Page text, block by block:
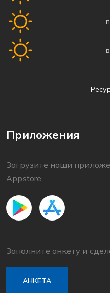
Приложения
Загрузите наши
Appstore
Заполните анкету и
АНКЕТА